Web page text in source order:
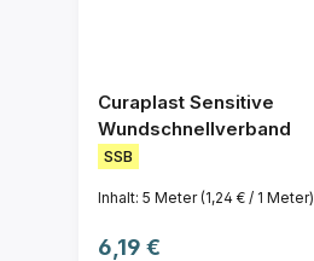
Curaplast Sensitive
Wundschnellverband
SSB
Inhalt: 5 Meter(1,24 € / 1 Meter)
Regulärer Preis:
6,19 €